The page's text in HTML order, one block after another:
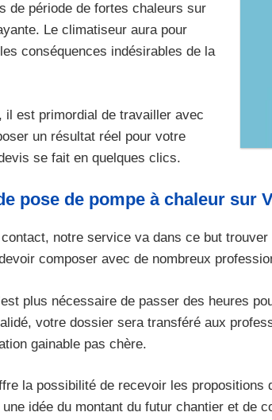
de période de fortes chaleurs sur
Le climatiseur aura pour
conséquences indésirables de la
il est primordial de travailler avec
un résultat réel pour votre
se fait en quelques clics.
pose de pompe à chaleur sur
notre service va dans ce but
composer avec de nombreux
plus nécessaire de passer des heures
votre dossier sera transféré aux
gainable pas chère.
la possibilité de recevoir les
idée du montant du futur chantier et de